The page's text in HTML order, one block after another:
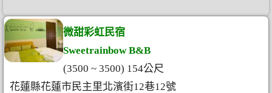
微甜彩虹民宿
Sweetrainbow B&B
(3500 ~ 3500) 154公尺
花蓮縣花蓮市民主里北濱街12巷12號